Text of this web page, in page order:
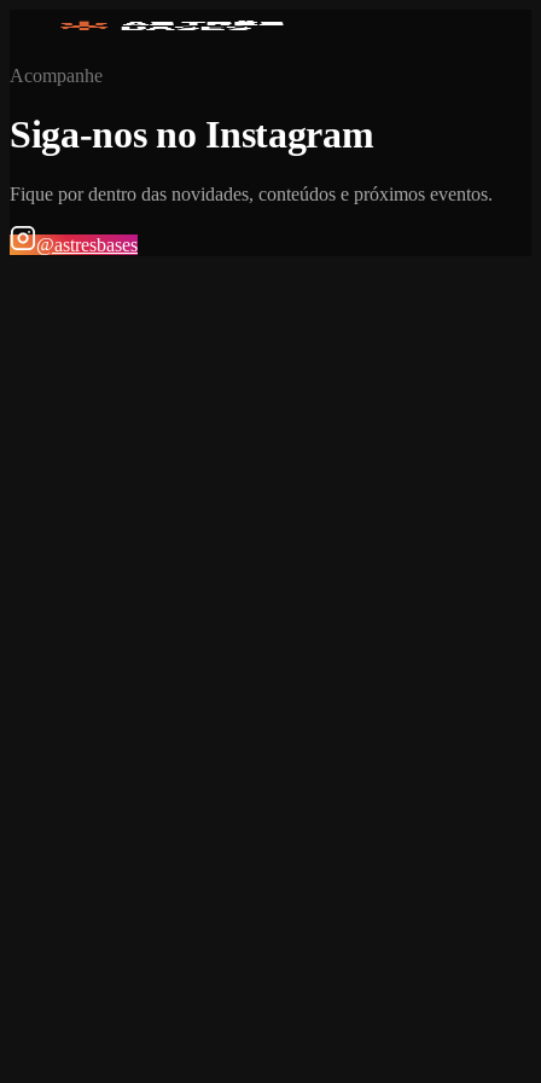
Acompanhe
Siga-nos no Instagram
Fique por dentro das novidades, conteúdos e próximos eventos.
@astresbases